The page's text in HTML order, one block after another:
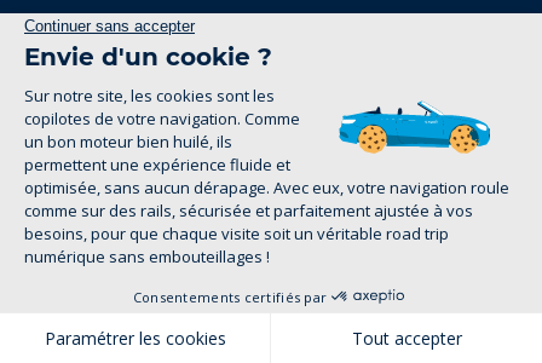
Contactez-nous
Formulaire de contact
Suivez-nous
Mentions Légales
Politique de confidentialité